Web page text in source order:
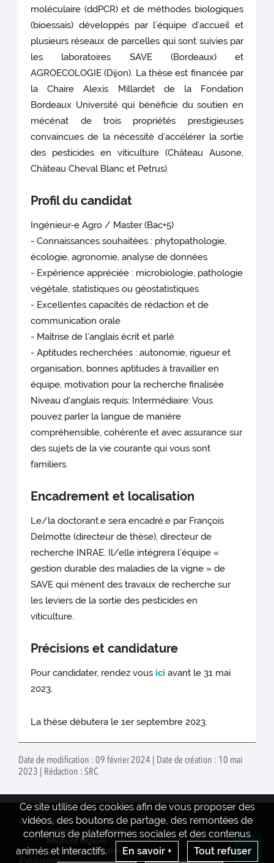
moléculaire (ddPCR) et de méthodes biologiques
(bioessais) développés par l’équipe d’accueil et
plusieurs réseaux de parcelles qui sont suivies par
les laboratoires SAVE (Bordeaux) et
AGROECOLOGIE (Dijon). La thèse est financée par
la Chaire Alexis Millardet de la Fondation
Bordeaux Université qui bénéficie du soutien en
mécénat de trois propriétés prestigieuses
convaincues de la nécessité d’accélérer la sortie
des pesticides en viticulture (Château Ausone,
Château Cheval Blanc et Petrus).
Profil du candidat
Ingénieur-e Agro / Master (Bac+5)
- Connaissances souhaitées : phytopathologie,
écologie, agronomie, analyse de données
- Expérience appréciée : microbiologie, pathologie
végétale, statistiques ou géostatistiques
- Excellentes capacités de rédaction et de
communication orale
- Maîtrise de l’anglais écrit et parlé
- Aptitudes recherchées : autonomie, rigueur et
organisation, bonnes aptitudes à travailler en
équipe, motivation pour la recherche finalisée
Niveau d'anglais requis: Intermédiaire: Vous
pouvez parler la langue de manière
compréhensible, cohérente et avec assurance sur
des sujets de la vie courante qui vous sont
familiers.
Encadrement et localisation
Le/la doctorant.e sera encadré.e par François
Delmotte (directeur de thèse), directeur de
recherche INRAE. Il/elle intégrera l’équipe «
gestion durable des maladies de la vigne » de
SAVE qui mènent des travaux de recherche sur
les leviers de la sortie des pesticides en
viticulture.
Précisions et candidature
Pour candidater, rendez vous ici avant le 31 mai
2023.
La thèse débutera le 1er septembre 2023.
Date de modification : 09 février 2024 | Date de création : 10 mai
2023 | Rédaction : SRC
Ce site utilise des cookies afin de vous proposer des
vidéos, des boutons de partage, des remontées de
contenus de plateformes sociales et des contenus
animés et interactifs.
En savoir + Tout refuser
© INRAE 2022
Actualités
Contact
Crédits
Mentions legales
Conditions générales
d'utilisation
www.inrae.fr